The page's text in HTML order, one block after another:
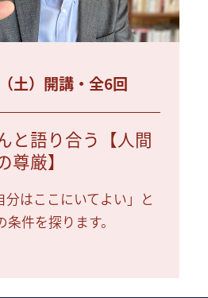
土）開講・全6回
と語り合う【人間
尊厳】
分はここにいてよい」と
件を探ります。